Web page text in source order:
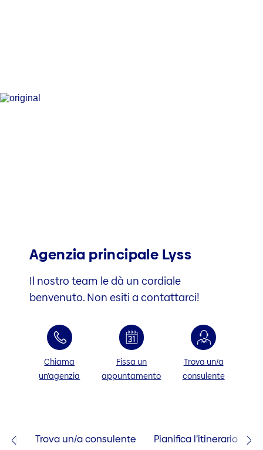
Agenzia principale Lyss
Il nostro team le dà un cordiale
benvenuto. Non esiti a contattarci!
Chiama
un’agenzia
Fissa un
appuntamento
Trova un/a
consulente
Trova un/a consulente Pianifica l’itinerario